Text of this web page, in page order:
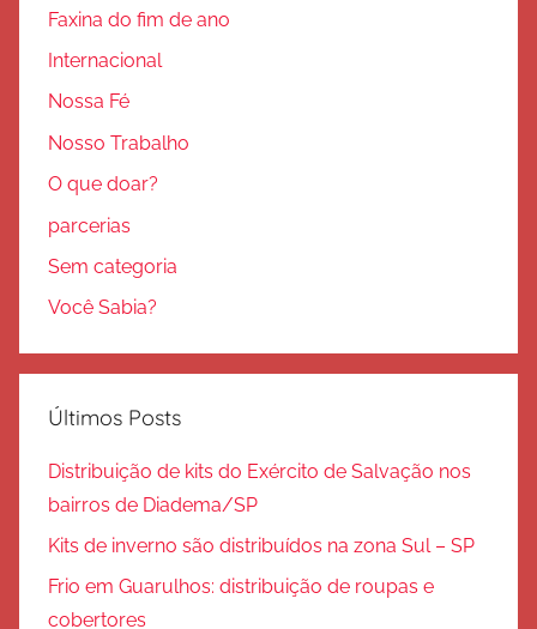
Faxina do fim de ano
Internacional
Nossa Fé
Nosso Trabalho
O que doar?
parcerias
Sem categoria
Você Sabia?
Últimos Posts
Distribuição de kits do Exército de Salvação nos
bairros de Diadema/SP
Kits de inverno são distribuídos na zona Sul – SP
Frio em Guarulhos: distribuição de roupas e
cobertores